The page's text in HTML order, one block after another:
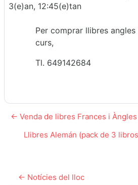
3(e)an, 12:45(e)tan
Per comprar llibres
curs,
Tl. 649142684
← Venda de libres Frances i
Llibres Alemán (pack de 3
← Notícies del lloc